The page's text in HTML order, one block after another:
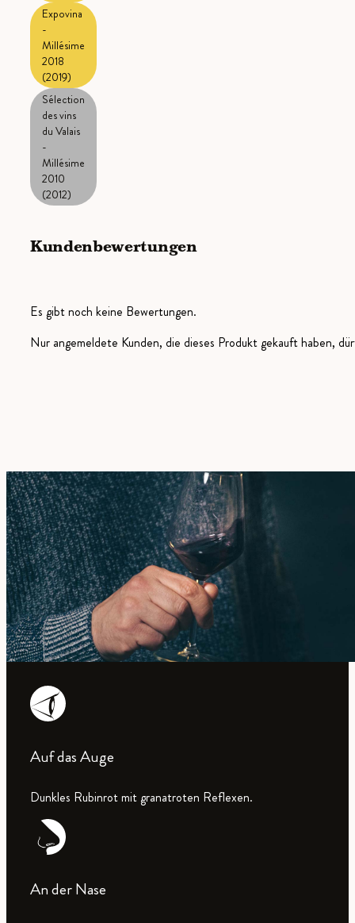
Expovina
-
Millésime
2018
(2019)
Sélection
des vins
du Valais
-
Millésime
2010
(2012)
Kundenbewertungen
Es gibt noch keine Bewertungen.
Nur angemeldete Kunden, die dieses Produkt gekauft haben,
Auf das Auge
Dunkles Rubinrot mit granatroten Reflexen.
An der Nase